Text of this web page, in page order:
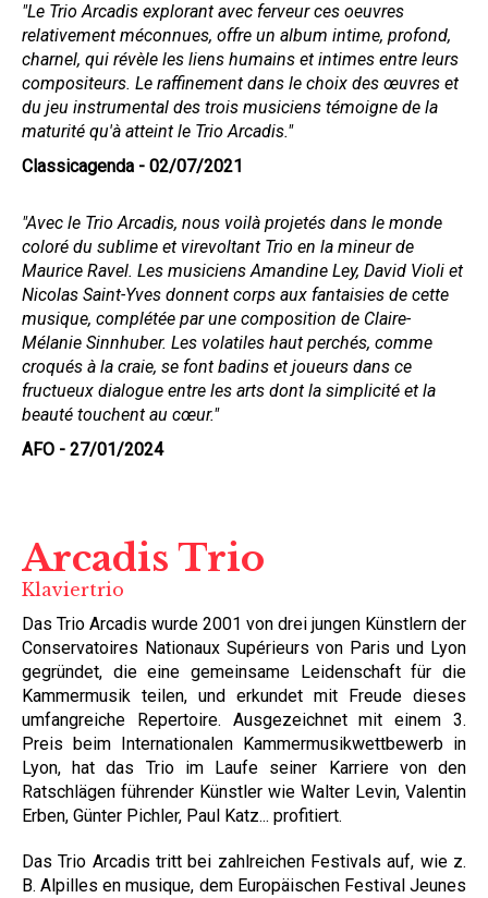
"Le Trio Arcadis explorant avec ferveur ces oeuvres
relativement méconnues, offre un album intime, profond,
charnel, qui révèle les liens humains et intimes entre leurs
compositeurs. Le raffinement dans le choix des œuvres et
du jeu instrumental des trois musiciens témoigne de la
maturité qu'à atteint le Trio Arcadis."
Classicagenda - 02/07/2021
"Avec le Trio Arcadis, nous voilà projetés dans le monde
coloré du sublime et virevoltant Trio en la mineur de
Maurice Ravel. Les musiciens Amandine Ley, David Violi et
Nicolas Saint-Yves donnent corps aux fantaisies de cette
musique, complétée par une composition de Claire-
Mélanie Sinnhuber. Les volatiles haut perchés, comme
croqués à la craie, se font badins et joueurs dans ce
fructueux dialogue entre les arts dont la simplicité et la
beauté touchent au cœur."
AFO - 27/01/2024
Arcadis Trio
Klaviertrio
Das Trio Arcadis wurde 2001 von drei jungen Künstlern der
Conservatoires Nationaux Supérieurs von Paris und Lyon
gegründet, die eine gemeinsame Leidenschaft für die
Kammermusik teilen, und erkundet mit Freude dieses
umfangreiche Repertoire. Ausgezeichnet mit einem 3.
Preis beim Internationalen Kammermusikwettbewerb in
Lyon, hat das Trio im Laufe seiner Karriere von den
Ratschlägen führender Künstler wie Walter Levin, Valentin
Erben, Günter Pichler, Paul Katz... profitiert.
Das Trio Arcadis tritt bei zahlreichen Festivals auf, wie z.
B. Alpilles en musique, dem Europäischen Festival Jeunes